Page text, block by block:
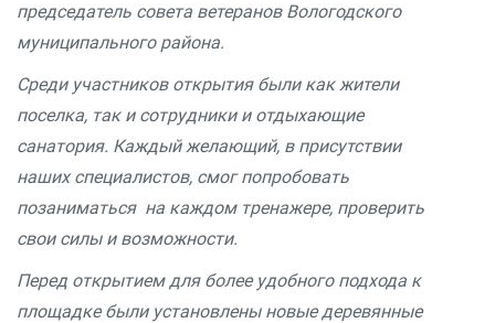
председатель совета ветеранов Вологодского
муниципального района.
Среди участников открытия были как жители
поселка, так и сотрудники и отдыхающие
санатория. Каждый желающий, в присутствии
наших специалистов, смог попробовать
позаниматься на каждом тренажере, проверить
свои силы и возможности.
Перед открытием для более удобного подхода к
площадке были установлены новые деревянные